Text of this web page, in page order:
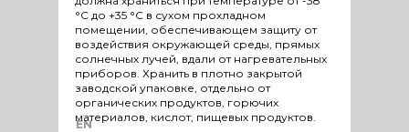
°С до +35 °С в сухом прохладном
помещении, обеспечивающем защиту от
воздействия окружающей среды, прямых
солнечных лучей, вдали от нагревательных
приборов. Хранить в плотно закрытой
заводской упаковке, отдельно от
органических продуктов, горючих
материалов, кислот, пищевых продуктов.
EN